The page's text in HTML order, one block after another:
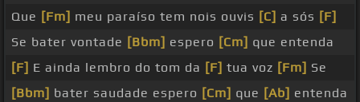
Que [Fm] meu paraíso tem nois ouvis [C] a sós [F]
Se bater vontade [Bbm] espero [Cm] que entenda
[F] E ainda lembro do tom da [F] tua voz [Fm] Se
[Bbm] bater saudade espero [Cm] que [Ab] entenda